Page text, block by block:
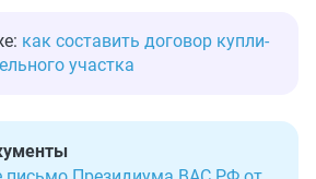
как составить договор купли-
участка